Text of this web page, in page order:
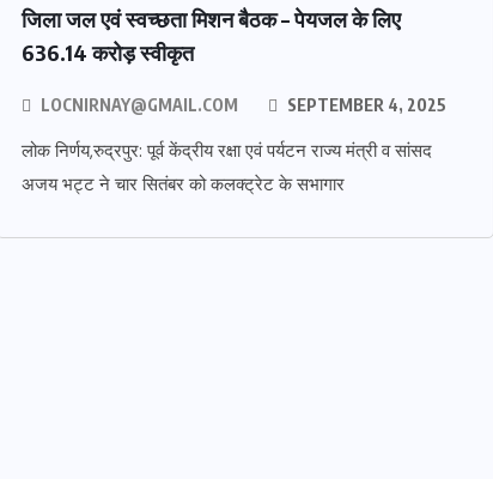
जिला जल एवं स्वच्छता मिशन बैठक – पेयजल के लिए
636.14 करोड़ स्वीकृत
LOCNIRNAY@GMAIL.COM SEPTEMBER 4, 2025
लोक निर्णय,रुद्रपुर: पूर्व केंद्रीय रक्षा एवं पर्यटन राज्य मंत्री व सांसद
अजय भट्ट ने चार सितंबर को कलक्ट्रेट के सभागार